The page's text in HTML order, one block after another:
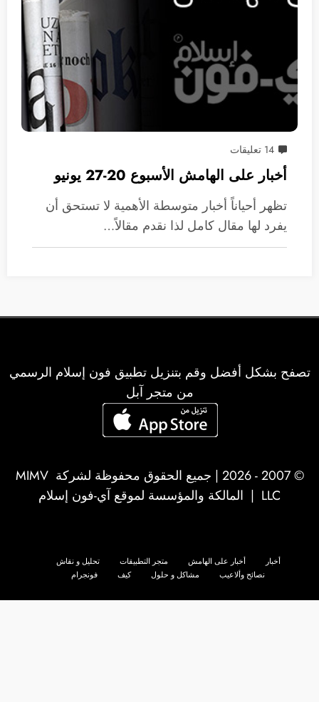
14 تعليقات
أخبار على الهامش الأسبوع 20-27 يونيو
تظهر أحياناً أخبار متوسطة الأهمية لا تستحق أن
يفرد لها مقال كامل لذا نقدم مقالاً…
تصفح بشكل أفضل وقم بتنزيل تطبيق فون إسلام الرسمي
من متجر آبل
© 2007 - 2026 | جميع الحقوق محفوظة لشركة
MIMV
LLC | المالكة والمؤسسة لموقع آي-فون إسلام
أخبار أخبار على الهامش متجر التطبيقات
تحليل و نقاش
نصائح وألاعيب
مشاكل و حلول كيف فونجرام